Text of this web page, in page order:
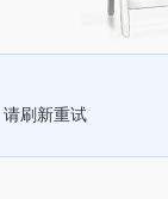
刷新重试